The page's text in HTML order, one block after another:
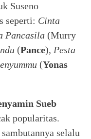
Suseno
seperti: Cinta
Pancasila (Murry
(Pance), Pesta
(Yonas
Sueb
popularitas.
selalu